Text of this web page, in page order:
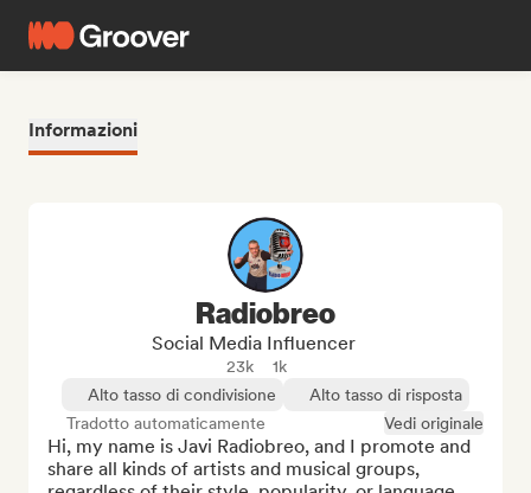
Informazioni
Radiobreo
Social Media Influencer
23k
1k
Alto tasso di condivisione
Alto tasso di risposta
Tradotto automaticamente
Vedi originale
Hi, my name is Javi Radiobreo, and I promote and
share all kinds of artists and musical groups,